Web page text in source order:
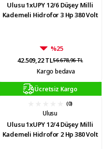
Ulusu 1xUPY 12/6 Düşey Milli
Kademeli Hidrofor 3 Hp 380 Volt
%25
42.509,22 TL56.678,96 TL
Kargo bedava
Ücretsiz Kargo
(0)
Ulusu
Ulusu 1xUPY 12/4 Düşey Milli
Kademeli Hidrofor 2 Hp 380 Volt